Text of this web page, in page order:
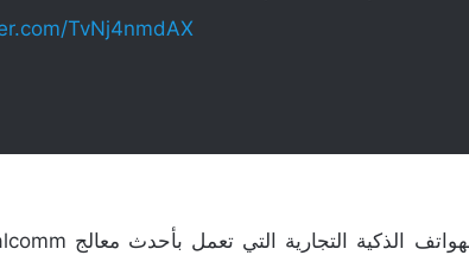
TvNj4nmdAX